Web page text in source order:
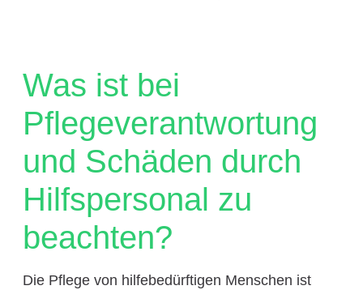
Was ist bei
Pflegeverantwortung
und Schäden durch
Hilfspersonal zu
beachten?
Die Pflege von hilfebedürftigen Menschen ist